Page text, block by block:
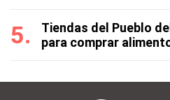
Tiendas del Pueblo
para comprar